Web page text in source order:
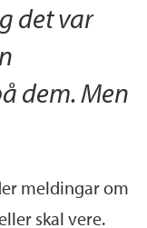
det var
dem. Men
meldingar om
skal vere.